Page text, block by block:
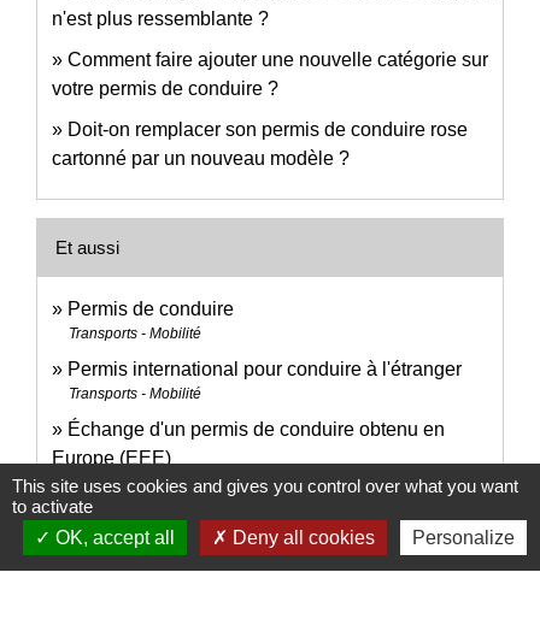
n'est plus ressemblante ?
Comment faire ajouter une nouvelle catégorie sur
votre permis de conduire ?
Doit-on remplacer son permis de conduire rose
cartonné par un nouveau modèle ?
Et aussi
Permis de conduire
Transports - Mobilité
Permis international pour conduire à l'étranger
Transports - Mobilité
Échange d'un permis de conduire obtenu en
Europe (EEE)
Transports - Mobilité
Échange de permis de conduire obtenu hors
Europe (UE/EEE) - installation en France
Transports - Mobilité
This site uses cookies and gives you control over what you want
to activate
OK, accept all
Deny all cookies Personalize